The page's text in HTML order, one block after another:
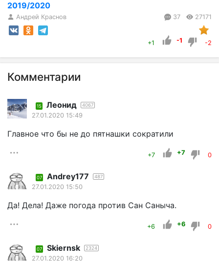
2019/2020
Андрей Краснов 37 27171
+1 -1 -2
Комментарии
15 Леонид 4067
27.01.2020 15:49
Главное что бы не до пятнашки сократили
+7 +7 0
07 Andrey177 487
27.01.2020 15:50
Да! Дела! Даже погода против Сан Саныча.
+6 +6 0
07 Skiernsk 2324
27.01.2020 16:20